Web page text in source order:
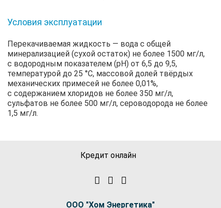
Условия эксплуатации
Перекачиваемая жидкость — вода с общей
минерализацией (сухой остаток) не более 1500 мг/л,
с водородным показателем (рН) от 6,5 до 9,5,
температурой до 25 °C, массовой долей твёрдых
механических примесей не более 0,01%,
с содержанием хлоридов не более 350 мг/л,
сульфатов не более 500 мг/л, сероводорода не более
1,5 мг/л.
Кредит онлайн
ООО "Хом Энергетика"